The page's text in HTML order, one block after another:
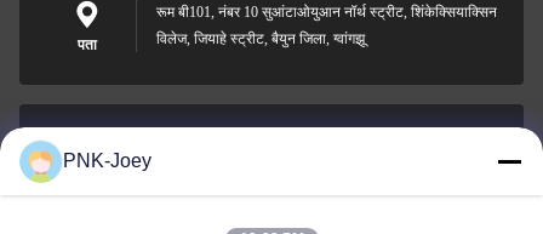
पता
रूम बी101, नंबर 10 सुआंटाओयुआन नॉर्थ स्ट्रीट, शिंकेक्सियाक्सिन
विलेज, जियाहे स्ट्रीट, बैयुन जिला, ग्वांगझू
PNK-Joey